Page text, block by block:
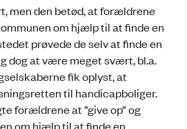
men den betød, at forældrene
om hjælp til at finde en
prøvede de selv at finde en
dog at være meget svært, bl.a.
fik oplyst, at
til handicapboliger.
forældrene at ”give op” og
om hjælp til at finde en